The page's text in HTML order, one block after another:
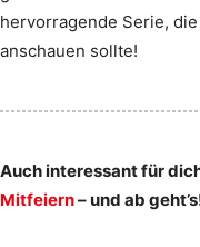
hervorragende Serie,
anschauen sollte!
Auch interessant für
Mitfeiern– und ab